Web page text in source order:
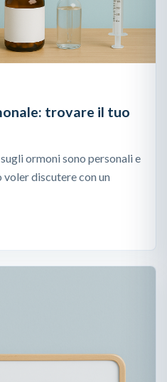
trovare il tuo
ormoni sono personali e
discutere con un